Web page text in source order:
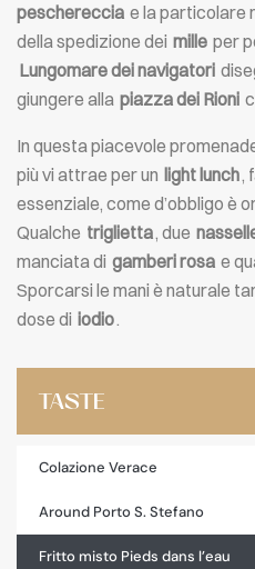
peschereccia e la particolare
della spedizione dei mille per
Lungomare dei navigatori
giungere alla piazza dei Rioni
In questa piacevole
più vi attrae per un light lunch,
essenziale, come d’obbligo è
Qualche triglietta, due
manciata di gamberi rosa e
Sporcarsi le mani è naturale
dose di iodio.
TASTE
Colazione Verace
Around Porto S. Stefano
Fritto misto Pieds dans l’eau